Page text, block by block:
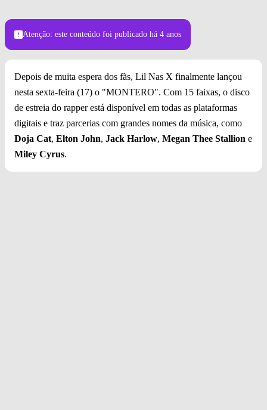
Atenção: este conteúdo foi publicado há 4 anos
Depois de muita espera dos fãs, Lil Nas X finalmente lançou
nesta sexta-feira (17) o "MONTERO". Com 15 faixas, o disco
de estreia do rapper está disponível em todas as plataformas
digitais e traz parcerias com grandes nomes da música, como
Doja Cat, Elton John, Jack Harlow, Megan Thee Stallion e
Miley Cyrus.